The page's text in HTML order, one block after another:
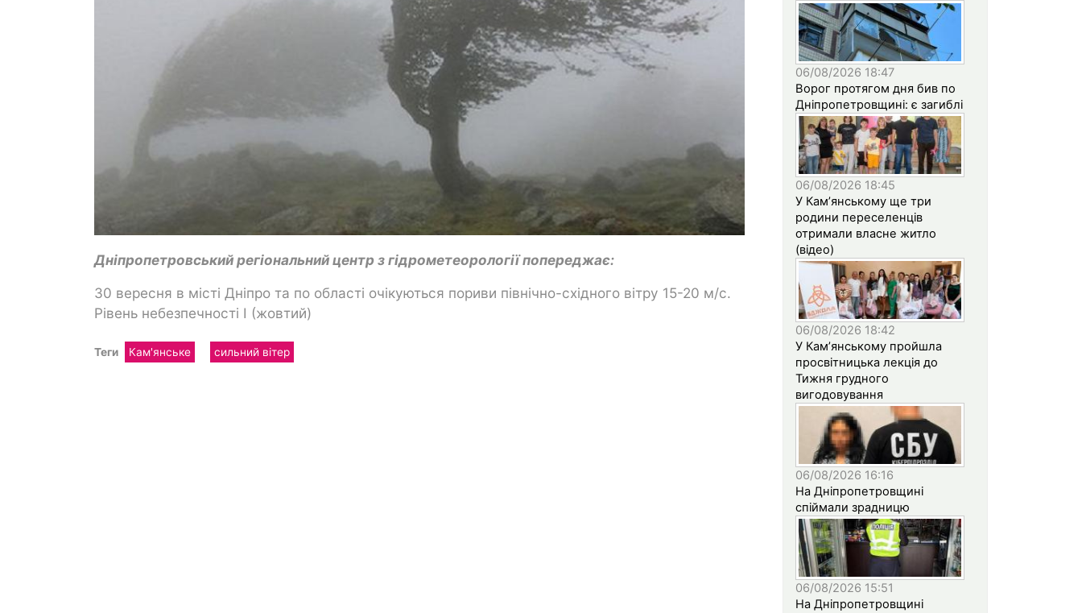
Дніпропетровський регіональний центр з гідрометеорології попереджає:
30 вересня в місті Дніпро та по області очікуються пориви північно-східного вітру 15-20 м/с.
Рівень небезпечності I (жовтий)
Теги Кам'янське сильний вітер
06/08/2026 18:47
Ворог протягом дня бив по
Дніпропетровщині: є загиблі
06/08/2026 18:45
У Кам’янському ще три
родини переселенців
отримали власне житло
(відео)
06/08/2026 18:42
У Кам’янському пройшла
просвітницька лекція до
Тижня грудного
вигодовування
06/08/2026 16:16
На Дніпропетровщині
спіймали зрадницю
06/08/2026 15:51
На Дніпропетровщині